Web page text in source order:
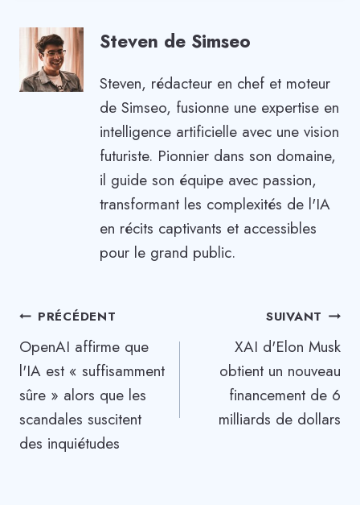
Steven de Simseo
Steven, rédacteur en chef et moteur
de Simseo, fusionne une expertise en
intelligence artificielle avec une vision
futuriste. Pionnier dans son domaine,
il guide son équipe avec passion,
transformant les complexités de l'IA
en récits captivants et accessibles
pour le grand public.
Navigation
de
l’article
PRÉCÉDENT
OpenAI affirme que
l'IA est « suffisamment
sûre » alors que les
scandales suscitent
des inquiétudes
SUIVANT
XAI d'Elon Musk
obtient un nouveau
financement de 6
milliards de dollars